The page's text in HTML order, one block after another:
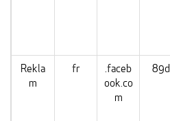
Rekla
m
fr
.faceb
ook.co
m
89d